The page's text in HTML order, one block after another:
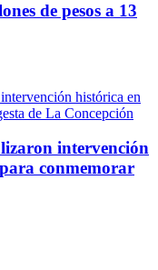
de pesos a 13
intervención
conmemorar